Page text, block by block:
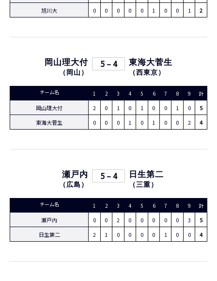
旭川大
0 0 0 0 0 1 0 0 1 2
岡山理大付
（ 岡山 ）
5 – 4 東海大菅生
（西東京 ）
チーム名 1 2 3 4 5 6 7 8 9 計
岡山理大付 2 0 1 0 1 0 0 1 0
5
東海大菅生
0 0 0 1 0 1 0 0 2 4
瀬戸内
（ 広島 ）
5 – 4 日生第二
（三重 ）
チーム名 1 2 3 4 5 6 7 8 9 計
瀬戸内 0 0 2 0 0 0 0 0 3
5
日生第二
2 1 0 0 0 0 1 0 0 4